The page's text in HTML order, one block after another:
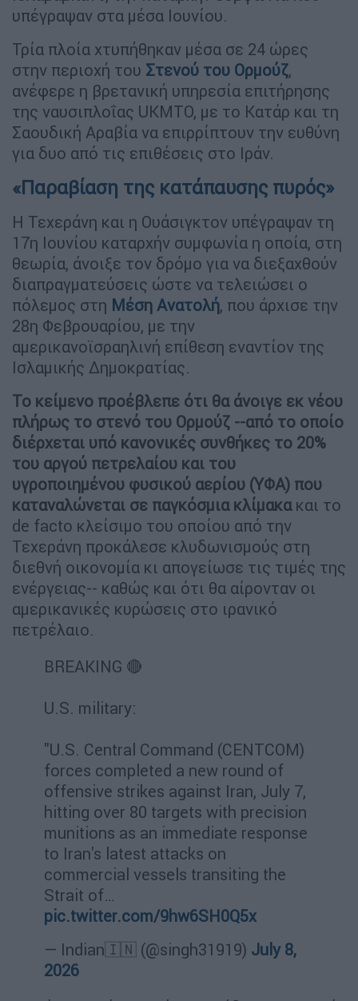
υπέγραψαν στα μέσα Ιουνίου.
Τρία πλοία χτυπήθηκαν μέσα σε 24 ώρες
στην περιοχή του Στενού του Ορμούζ,
ανέφερε η βρετανική υπηρεσία επιτήρησης
της ναυσιπλοΐας UKMTO, με το Κατάρ και τη
Σαουδική Αραβία να επιρρίπτουν την ευθύνη
για δυο από τις επιθέσεις στο Ιράν.
«Παραβίαση της κατάπαυσης πυρός»
Η Τεχεράνη και η Ουάσιγκτον υπέγραψαν τη
17η Ιουνίου καταρχήν συμφωνία η οποία, στη
θεωρία, άνοιξε τον δρόμο για να διεξαχθούν
διαπραγματεύσεις ώστε να τελειώσει ο
πόλεμος στη Μέση Ανατολή, που άρχισε την
28η Φεβρουαρίου, με την
αμερικανοϊσραηλινή επίθεση εναντίον της
Ισλαμικής Δημοκρατίας.
Το κείμενο προέβλεπε ότι θα άνοιγε εκ νέου
πλήρως το στενό του Ορμούζ --από το οποίο
διέρχεται υπό κανονικές συνθήκες το 20%
του αργού πετρελαίου και του
υγροποιημένου φυσικού αερίου (ΥΦΑ) που
καταναλώνεται σε παγκόσμια κλίμακακαι το
de facto κλείσιμο του οποίου από την
Τεχεράνη προκάλεσε κλυδωνισμούς στη
διεθνή οικονομία κι απογείωσε τις τιμές της
ενέργειας-- καθώς και ότι θα αίρονταν οι
αμερικανικές κυρώσεις στο ιρανικό
πετρέλαιο.
BREAKING 🔴
U.S. military:
"U.S. Central Command (CENTCOM)
forces completed a new round of
offensive strikes against Iran, July 7,
hitting over 80 targets with precision
munitions as an immediate response
to Iran's latest attacks on
commercial vessels transiting the
Strait of…
pic.twitter.com/9hw6SH0Q5x
— Indian🇮🇳 (@singh31919) July 8,
2026